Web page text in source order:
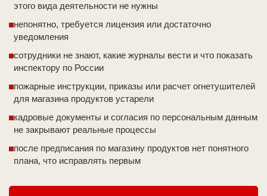
этого вида деятельности не нужны
непонятно, требуется лицензия или достаточно
уведомления
сотрудники не знают, какие журналы вести и что показать
инспектору по России
пожарные инструкции, приказы или расчет огнетушителей
для магазина продуктов устарели
кадровые документы и согласия по персональным данным
не закрывают реальные процессы
после предписания по магазину продуктов нет понятного
плана, что исправлять первым